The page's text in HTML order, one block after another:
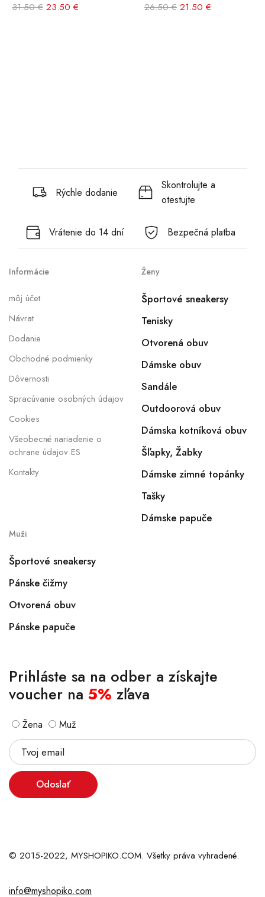
31.50 € 23.50 € 26.50 € 21.50 €
Rýchle dodanie
Skontrolujte a
otestujte
Vrátenie do 14 dní Bezpečná platba
Informácie
môj účet
Návrat
Dodanie
Obchodné podmienky
Dôvernosti
Spracúvanie osobných údajov
Cookies
Všeobecné nariadenie o
ochrane údajov ES
Kontakty
Ženy
Športové sneakersy
Tenisky
Otvorená obuv
Dámske obuv
Sandále
Outdoorová obuv
Dámska kotníková obuv
Šľapky, Žabky
Dámske zimné topánky
Tašky
Dámske papuče
Muži
Športové sneakersy
Pánske čižmy
Otvorená obuv
Pánske papuče
Prihláste sa na odber a získajte
voucher na 5% zľava
Žena Muž
Odoslať
© 2015-2022, MYSHOPIKO.COM. Všetky práva vyhradené.
info@myshopiko.com